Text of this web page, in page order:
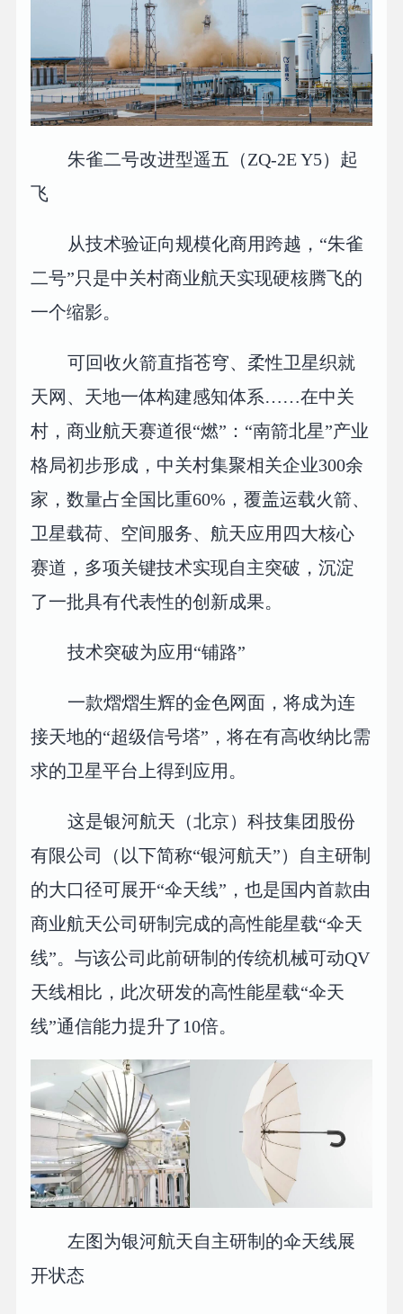
朱雀二号改进型遥五（‌‌ZQ-2E Y5）起
飞
从技术验证向规模化商用跨越，“朱雀
二号”只是中关村商业航天实现硬核腾飞的
一个缩影。
可回收火箭直指苍穹、柔性卫星织就
天网、天地一体构建感知体系……在中关
村，商业航天赛道很“燃”：“南箭北星”产业
格局初步形成，中关村集聚相关企业300余
家，数量占全国比重60%，覆盖运载火箭、
卫星载荷、空间服务、航天应用四大核心
赛道，多项关键技术实现自主突破，沉淀
了一批具有代表性的创新成果。
技术突破为应用“铺路”
一款熠熠生辉的金色网面，将成为连
接天地的“超级信号塔”，将在有高收纳比需
求的卫星平台上得到应用。
这是银河航天（北京）科技集团股份
有限公司（以下简称“银河航天”）自主研制
的大口径可展开“伞天线”，也是国内首款由
商业航天公司研制完成的高性能星载“伞天
线”。与该公司此前研制的传统机械可动QV
天线相比，此次研发的高性能星载“伞天
线”通信能力提升了10倍。
左图为银河航天自主研制的伞天线展
开状态